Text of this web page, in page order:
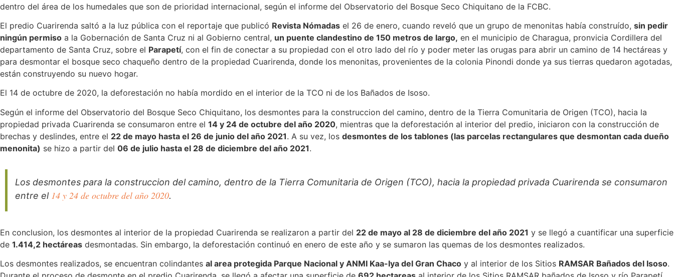
dentro del área de los humedales que son de prioridad internacional, según el informe del Observatorio del Bosque Seco Chiquitano de la FCBC.
El predio Cuarirenda saltó a la luz pública con el reportaje que publicó Revista Nómadas el 26 de enero, cuando reveló que un grupo de menonitas había construído, sin pedir
ningún permiso a la Gobernación de Santa Cruz ni al Gobierno central, un puente clandestino de 150 metros de largo, en el municipio de Charagua, pronvicia Cordillera del
departamento de Santa Cruz, sobre el Parapetí, con el fin de conectar a su propiedad con el otro lado del río y poder meter las orugas para abrir un camino de 14 hectáreas y
para desmontar el bosque seco chaqueño dentro de la propiedad Cuarirenda, donde los menonitas, provenientes de la colonia Pinondi donde ya sus tierras quedaron agotadas,
están construyendo su nuevo hogar.
El 14 de octubre de 2020, la deforestación no había mordido en el interior de la TCO ni de los Bañados de Isoso.
Según el informe del Observatorio del Bosque Seco Chiquitano, los desmontes para la construccion del camino, dentro de la Tierra Comunitaria de Origen (TCO), hacia la
propiedad privada Cuarirenda se consumaron entre el 14 y 24 de octubre del año 2020, mientras que la deforestación al interior del predio, iniciaron con la construcción de
brechas y deslindes, entre el 22 de mayo hasta el 26 de junio del año 2021. A su vez, los desmontes de los tablones (las parcelas rectangulares que desmontan cada dueño
menonita) se hizo a partir del 06 de julio hasta el 28 de diciembre del año 2021.
Los desmontes para la construccion del camino, dentro de la Tierra Comunitaria de Origen (TCO), hacia la propiedad privada Cuarirenda se consumaron
entre el 14 y 24 de octubre del año 2020.
En conclusion, los desmontes al interior de la propiedad Cuarirenda se realizaron a partir del 22 de mayo al 28 de diciembre del año 2021 y se llegó a cuantificar una superficie
de 1.414,2 hectáreas desmontadas. Sin embargo, la deforestación continuó en enero de este año y se sumaron las quemas de los desmontes realizados.
Los desmontes realizados, se encuentran colindantes al area protegida Parque Nacional y ANMI Kaa-Iya del Gran Chaco y al interior de los Sitios RAMSAR Bañados del Isoso.